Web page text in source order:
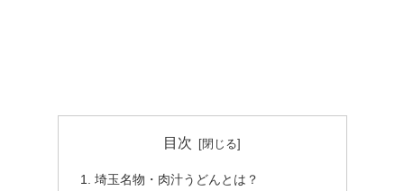
目次
埼玉名物・肉汁うどんとは？